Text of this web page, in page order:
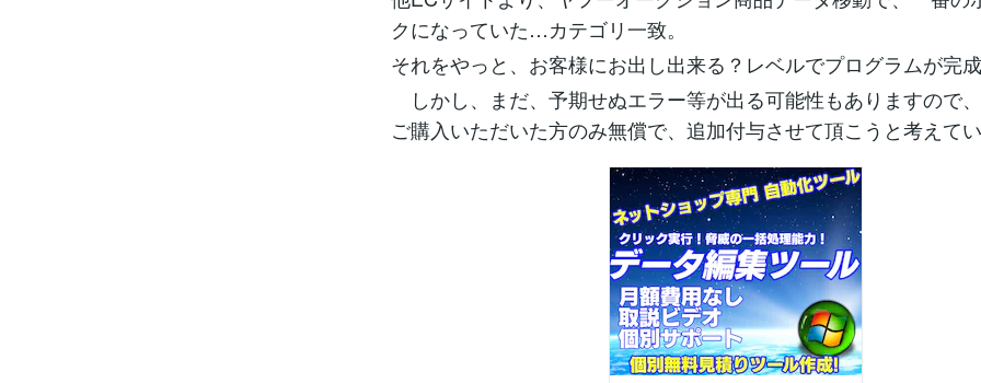
クになっていた…カテゴリ一致。
それをやっと、お客様にお出し出来る？レベルでプログラムが完成
しかし、まだ、予期せぬエラー等が出る可能性もありますので
ご購入いただいた方のみ無償で、追加付与させて頂こうと考えてい